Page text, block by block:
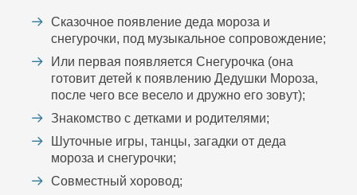
Сказочное появление деда мороза и
снегурочки, под музыкальное сопровождение;
Или первая появляется Снегурочка (она
готовит детей к появлению Дедушки Мороза,
после чего все весело и дружно его зовут);
Знакомство с детками и родителями;
Шуточные игры, танцы, загадки от деда
мороза и снегурочки;
Совместный хоровод;